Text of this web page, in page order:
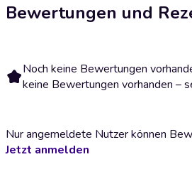
Bewertungen und
Noch keine Bewertungen
keine Bewertungen vorhanden –
Nur angemeldete Nutzer können
Jetzt anmelden